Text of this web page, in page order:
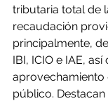
tributaria total de
recaudación
principalmente, de
IBI, ICIO e IAE,
aprovechamiento
público.